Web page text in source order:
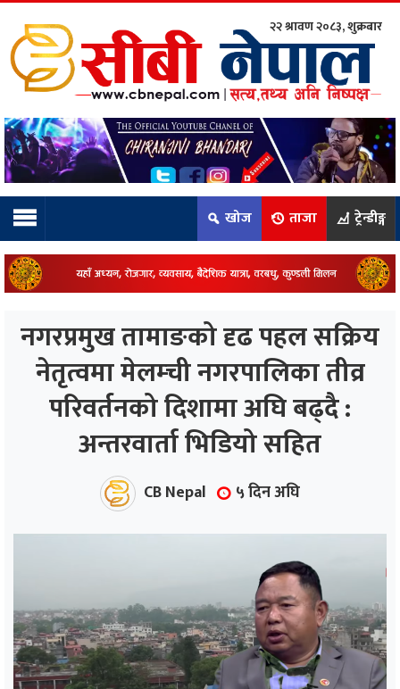
टिम:
२२ श्रावण २०८३, शुक्रबार
खोज ताजा ट्रेन्डीङ्ग
नगरप्रमुख तामाङको दृढ पहल सक्रिय
नेतृत्वमा मेलम्ची नगरपालिका तीव्र
परिवर्तनको दिशामा अघि बढ्दै :
अन्तरवार्ता भिडियो सहित
CB Nepal ५ दिन अघि